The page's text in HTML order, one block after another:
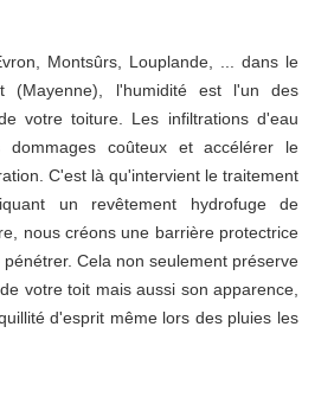
Montsûrs, Louplande, ... dans le
(Mayenne), l'humidité est l'un des
votre toiture. Les infiltrations d'eau
dommages coûteux et accélérer le
C'est là qu'intervient le traitement
un revêtement hydrofuge de
nous créons une barrière protectrice
Cela non seulement préserve
votre toit mais aussi son apparence,
d'esprit même lors des pluies les